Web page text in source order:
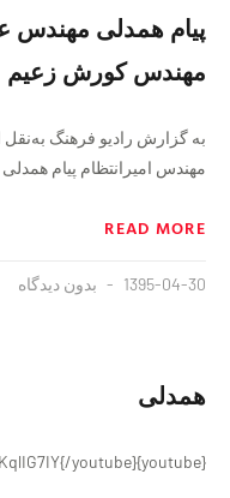
پيام همدلی مهندس
مهندس کورش زعیم
به گزارش راديو فرهنگ به‌نقل
مهندس اميرانتظام پیام
READ MORE
1395-04-30 بدون دیدگاه
همدلی
{youtube}fkGKqlIG7IY{/youtube}